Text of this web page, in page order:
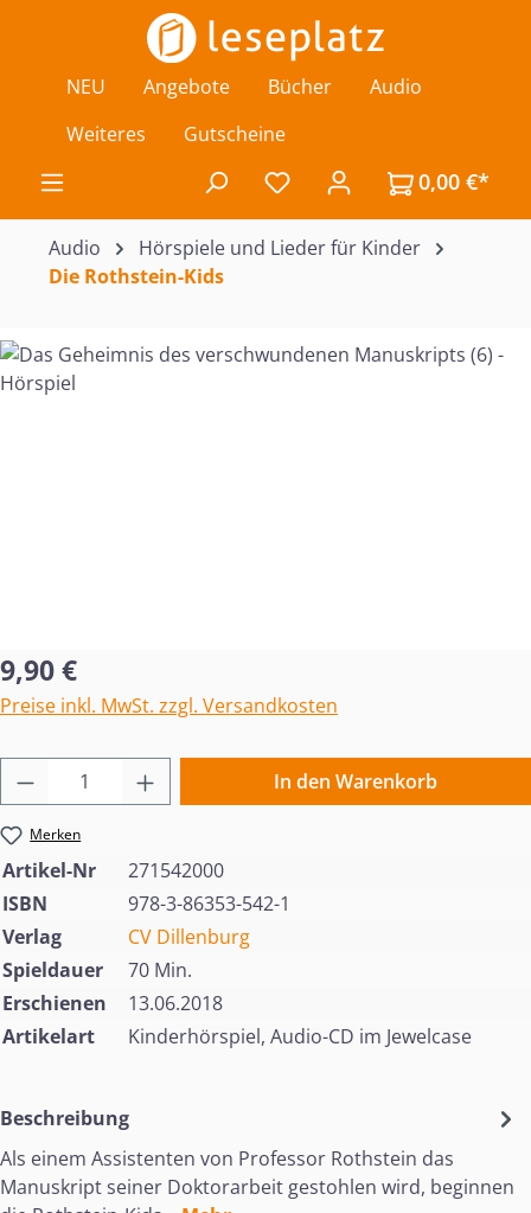
Zum Hauptinhalt springen
NEU Angebote Bücher
Audio
Weiteres
Gutscheine
Du hast 0 Produkte auf
0,00 €*
Audio
Hörspiele und Lieder für Kinder
Die Rothstein-Kids
Bildergalerie überspringen
Regulärer Preis:
9,90 €
Preise inkl. MwSt. zzgl. Versandkosten
Produkt Anzahl: Gib den gewünschten
In den Warenkorb
Merken
Artikel-Nr
271542000
ISBN
978-3-86353-542-1
Verlag
CV Dillenburg
Spieldauer
70 Min.
Erschienen
13.06.2018
Artikelart
Kinderhörspiel, Audio-CD im Jewelcase
Beschreibung
Als einem Assistenten von Professor Rothstein das
Manuskript seiner Doktorarbeit gestohlen wird, beginnen